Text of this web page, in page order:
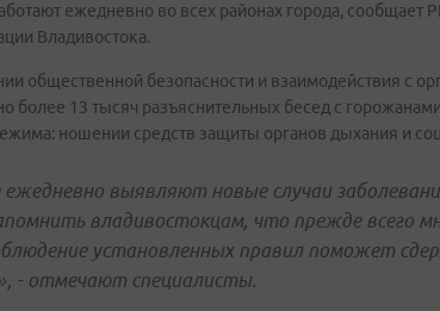
ежедневно во всех районах города, сообщает
Владивостока.
общественной безопасности и взаимодействия с
более 13 тысяч разъяснительных бесед с
ношении средств защиты органов дыхания и
выявляют новые случаи
владивостокцам, что прежде всего
установленных правил поможет
- отмечают специалисты.